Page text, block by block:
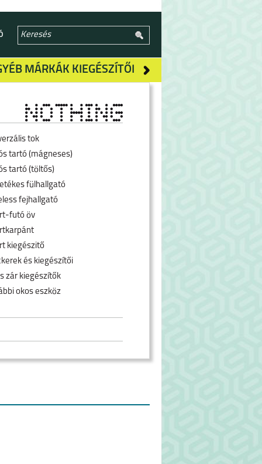
MÁRKÁK KIEGÉSZÍTŐI
tok
tartó (mágneses)
tartó (töltős)
fülhallgató
fejhallgató
futó öv
kiegészitő
és kiegészítői
zár kiegészítők
okos eszköz